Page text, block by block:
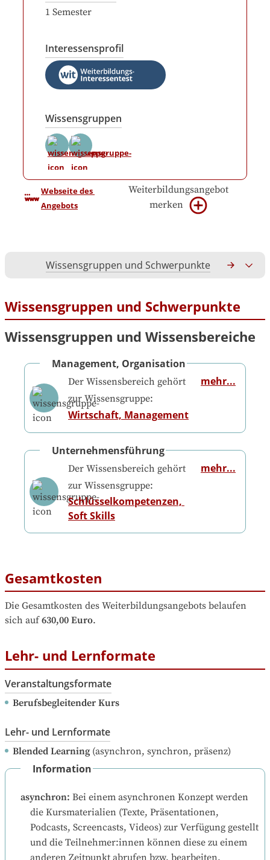
1 Semester
Interessensprofil
Wissensgruppen
Webseite des
Angebots
Weiterbildungsangebot
merken
Wissensgruppen und Schwerpunkte
Wissensgruppen und Schwerpunkte
Wissensgruppen und Wissensbereiche
Management, Organisation
Der Wissensbereich gehört
zur Wissensgruppe:
Wirtschaft, Management
mehr...
Unternehmensführung
Der Wissensbereich gehört
zur Wissensgruppe:
Schlüsselkompetenzen,
Soft Skills
mehr...
Gesamtkosten
Die Gesamtkosten des Weiterbildungsangebots belaufen
sich auf 630,00 Euro.
Lehr- und Lernformate
Veranstaltungsformate
Berufsbegleitender Kurs
Lehr- und Lernformate
Blended Learning(asynchron, synchron, präsenz)
Information
asynchron: Bei einem asynchronen Konzept werden
die Kursmaterialien (Texte, Präsentationen,
Podcasts, Screencasts, Videos) zur Verfügung gestellt
und die Teilnehmer:innen können diese zu einem
anderen Zeitpunkt abrufen bzw. bearbeiten.